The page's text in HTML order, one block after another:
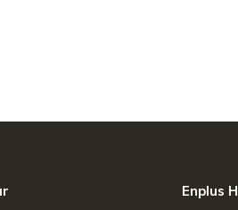
Enplus